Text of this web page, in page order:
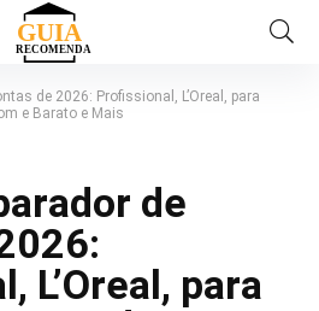
de 2026: Profissional, L’Oreal, para
e Barato e Mais
de
L’Oreal, para